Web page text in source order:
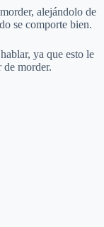
alejándolo de
se comporte bien.
ya que esto le
de morder.